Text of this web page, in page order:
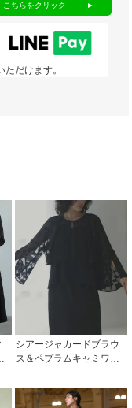
こちらをクリック
だけます。
シアージャカードブラウ
ス＆ペプラムキャミワン
式・披露宴・二次会など
お呼ばれ対応フォーマル